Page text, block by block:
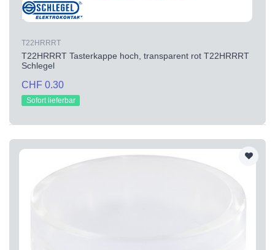
T22HRRRT
T22HRRRT Tasterkappe hoch, transparent rot T22HRRRT
Schlegel
CHF 0.30
Sofort lieferbar